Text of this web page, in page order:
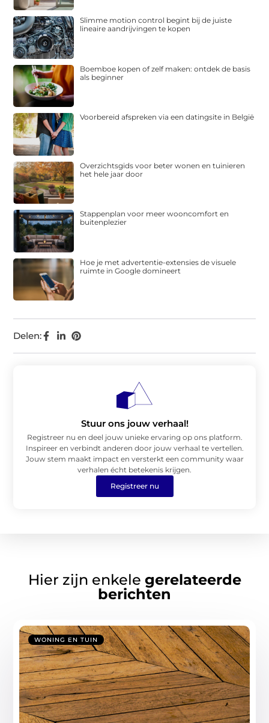
Delen:
Slimme motion control begint bij de juiste
lineaire aandrijvingen te kopen
Boemboe kopen of zelf maken: ontdek de basis
als beginner
Voorbereid afspreken via een datingsite in België
Overzichtsgids voor beter wonen en tuinieren
het hele jaar door
Stappenplan voor meer wooncomfort en
buitenplezier
Hoe je met advertentie-extensies de visuele
ruimte in Google domineert
Stuur ons jouw verhaal!
Registreer nu en deel jouw unieke ervaring op ons platform.
Inspireer en verbindt anderen door jouw verhaal te vertellen.
Jouw stem maakt impact en versterkt een community waar
verhalen écht betekenis krijgen.
Registreer nu
Hier zijn enkele gerelateerde
berichten
WONING EN TUIN